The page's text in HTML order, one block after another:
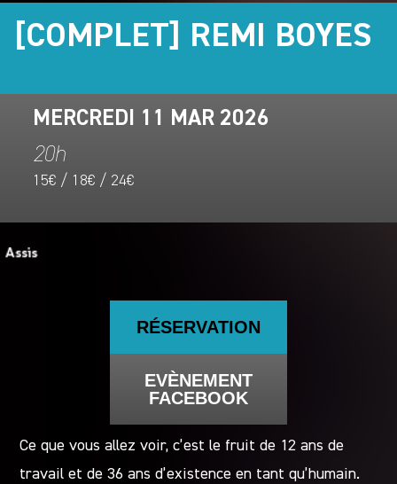
[COMPLET] REMI BOYES
MERCREDI 11 MAR 2026
20h
15€ / 18€ / 24€
RÉSERVATION
EVÈNEMENT
FACEBOOK
Ce que vous allez voir, c’est le fruit de 12 ans de
travail et de 36 ans d’existence en tant qu’humain.